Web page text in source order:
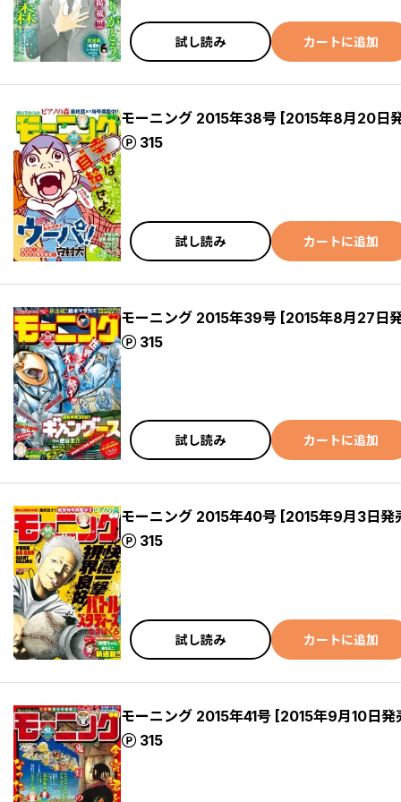
試し読み カートに追加
モーニング 2015年38号 [2015年8月20日
315
ポイント
試し読み カートに追加
モーニング 2015年39号 [2015年8月27日
315
ポイント
試し読み カートに追加
モーニング 2015年40号 [2015年9月3日発
315
ポイント
試し読み カートに追加
モーニング 2015年41号 [2015年9月10日発
315
ポイント